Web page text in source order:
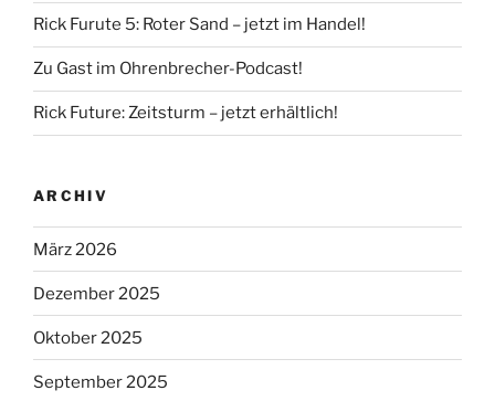
Rick Furute 5: Roter Sand – jetzt im Handel!
Zu Gast im Ohrenbrecher-Podcast!
Rick Future: Zeitsturm – jetzt erhältlich!
ARCHIV
März 2026
Dezember 2025
Oktober 2025
September 2025